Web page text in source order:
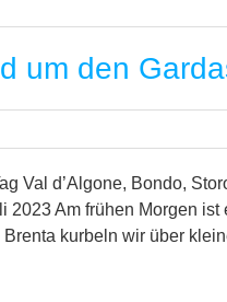
um den
Val d’Algone, Bondo,
Am frühen Morgen ist
kurbeln wir über